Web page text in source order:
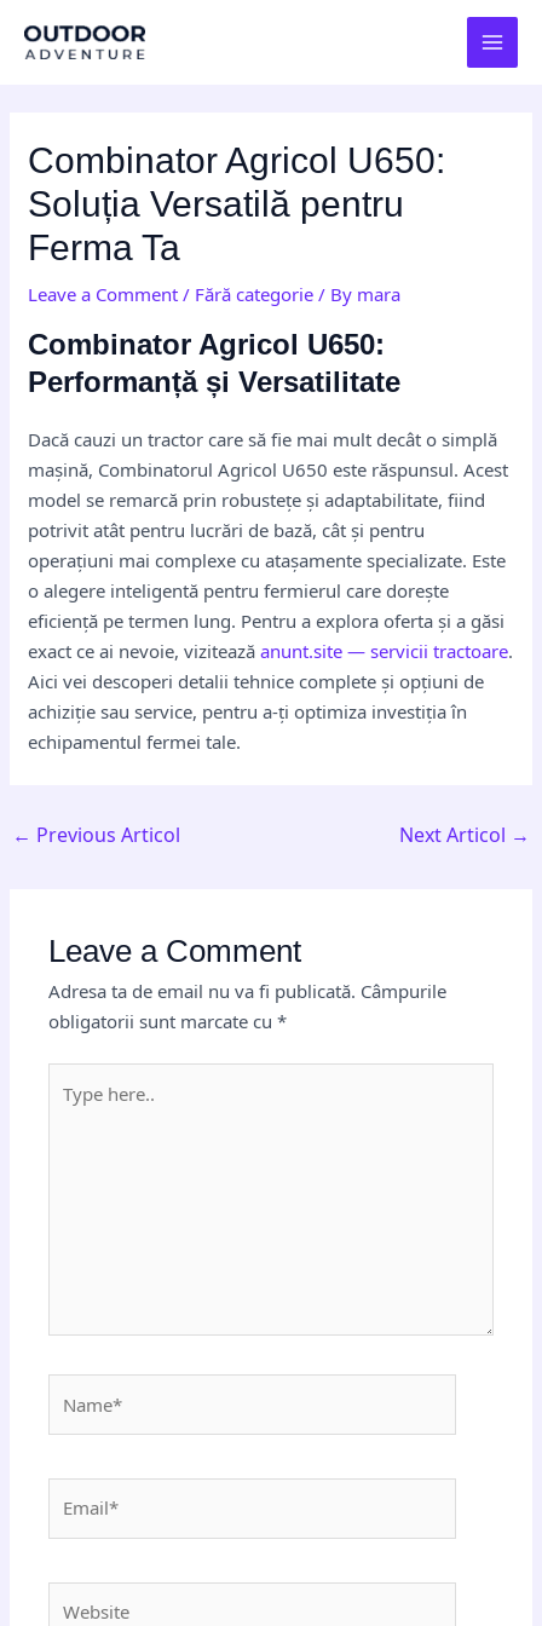
Combinator Agricol U650:
Soluția Versatilă pentru
Ferma Ta
Leave a Comment / Fără categorie / By mara
Combinator Agricol U650:
Performanță și Versatilitate
Dacă cauzi un tractor care să fie mai mult decât o simplă
mașină, Combinatorul Agricol U650 este răspunsul. Acest
model se remarcă prin robustețe și adaptabilitate, fiind
potrivit atât pentru lucrări de bază, cât și pentru
operațiuni mai complexe cu atașamente specializate. Este
o alegere inteligentă pentru fermierul care dorește
eficiență pe termen lung. Pentru a explora oferta și a găsi
exact ce ai nevoie, viziteazăanunt.site — servicii tractoare.
Aici vei descoperi detalii tehnice complete și opțiuni de
achiziție sau service, pentru a-ți optimiza investiția în
echipamentul fermei tale.
navigation
← Previous Articol Next Articol →
Leave a Comment
Adresa ta de email nu va fi publicată. Câmpurile
obligatorii sunt marcate cu*
here..